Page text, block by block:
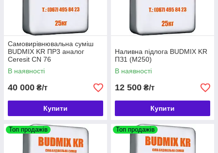
Самовирівнювальна суміш
BUDMIX KR ПР3 аналог
Ceresit CN 76
В наявності
40 000 ₴/т
Купити
Наливна підлога BUDMIX KR
ПЗ1 (М250)
В наявності
12 500 ₴/т
Купити
Топ продажів Топ продажів